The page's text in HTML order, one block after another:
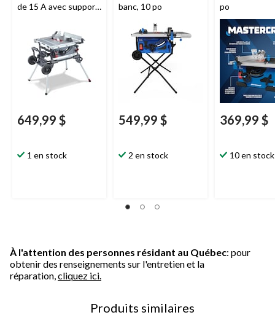
de 15 A avec support
649,99 $
1 en stock
banc, 10 po
549,99 $
2 en stock
po
369,99 $
10 en stock
À l'attention des personnes résidant au Québec: pour
obtenir des renseignements sur l'entretien et la
réparation, cliquez ici.
Produits similaires